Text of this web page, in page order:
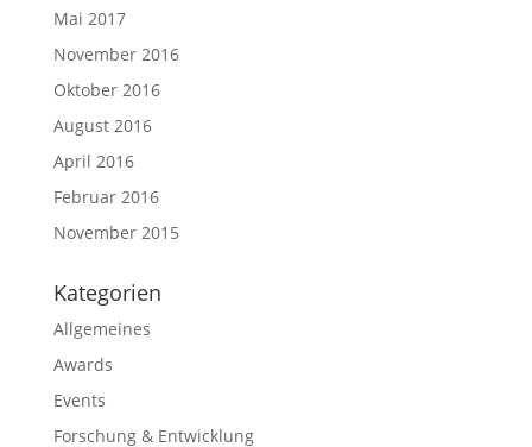
Mai 2017
November 2016
Oktober 2016
August 2016
April 2016
Februar 2016
November 2015
Kategorien
Allgemeines
Awards
Events
Forschung & Entwicklung